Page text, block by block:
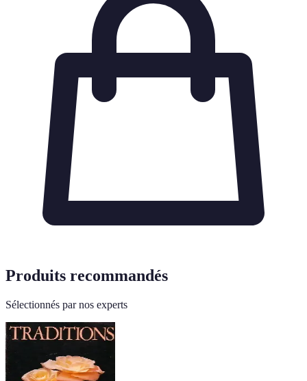
Produits recommandés
Sélectionnés par nos experts